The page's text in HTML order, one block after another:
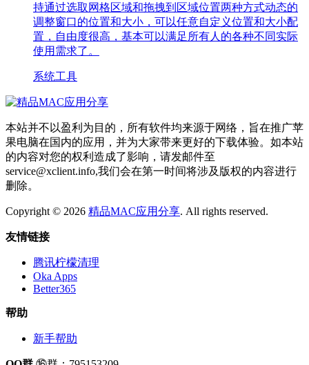
持通过选取网格区域和拖拽到区域位置两种方式动态的
调整窗口的位置和大小，可以任意自定义位置和大小配
置，自由度很高，基本可以满足所有人的各种不同实际
使用需求了。
系统工具
本站并不以盈利为目的，所有软件均来源于网络，旨在推广苹
果电脑在国内的应用，并为大家带来更好的下载体验。如本站
的内容对您的权利造成了影响，请发邮件至
service@xclient.info,我们会在第一时间将涉及版权的内容进行
删除。
Copyright © 2026 精品MAC应用分享. All rights reserved.
友情链接
腾讯柠檬清理
Oka Apps
Better365
帮助
新手帮助